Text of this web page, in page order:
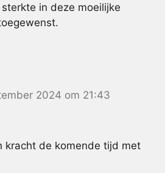
in deze moeilijke
2024 om 21:43
kracht de komende tijd met